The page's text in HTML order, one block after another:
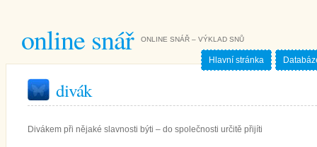
online snář ONLINE SNÁŘ – VÝKLAD SNŮ
Hlavní stránka
divák
Divákem při nějaké slavnosti býti – do společnosti určitě přijíti